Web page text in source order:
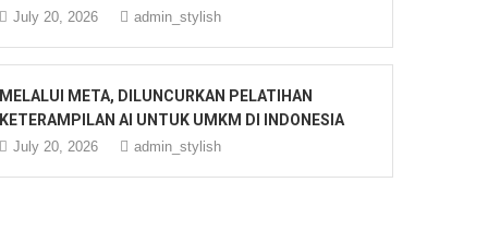
July 20, 2026 admin_stylish
META, DILUNCURKAN PELATIHAN
AI UNTUK UMKM DI INDONESIA
July 20, 2026 admin_stylish